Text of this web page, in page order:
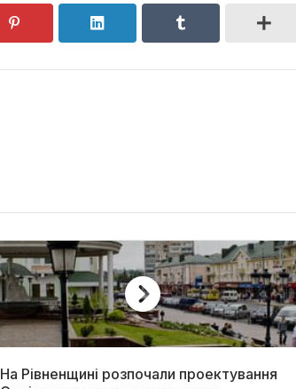
На Рівненщині розпочали проектування